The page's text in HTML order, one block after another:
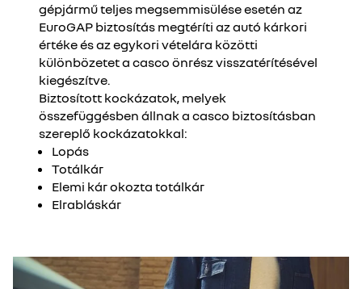
gépjármű teljes megsemmisülése esetén az
EuroGAP biztosítás megtéríti az autó kárkori
értéke és az egykori vételára közötti
különbözetet a casco önrész visszatérítésével
kiegészítve.
Biztosított kockázatok, melyek
összefüggésben állnak a casco biztosításban
szereplő kockázatokkal:
Lopás
Totálkár
Elemi kár okozta totálkár
Elrabláskár